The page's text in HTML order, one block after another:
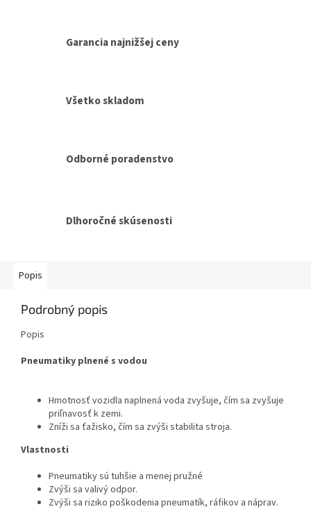
Garancia najnižšej ceny
Všetko skladom
Odborné poradenstvo
Dlhoročné skúsenosti
Popis
Podrobný popis
Popis
Pneumatiky plnené s vodou
Hmotnosť vozidla naplnená voda zvyšuje, čím sa zvyšuje
priľnavosť k zemi.
Zníži sa ťažisko, čím sa zvýši stabilita stroja.
Vlastnosti
Pneumatiky sú tuhšie a menej pružné
Zvýši sa valivý odpor.
Zvýši sa riziko poškodenia pneumatík, ráfikov a náprav.